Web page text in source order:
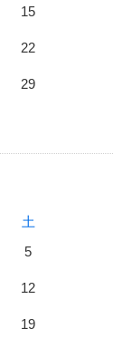
15
22
29
土
5
12
19